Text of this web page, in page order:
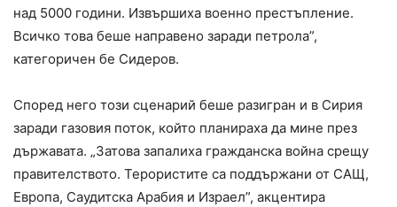
над 5000 години. Извършиха военно престъпление.
Всичко това беше направено заради петрола”,
категоричен бе Сидеров.
Според него този сценарий беше разигран и в Сирия
заради газовия поток, който планираха да мине през
държавата. „Затова запалиха гражданска война срещу
правителството. Терористите са поддържани от САЩ,
Европа, Саудитска Арабия и Израел”, акцентира